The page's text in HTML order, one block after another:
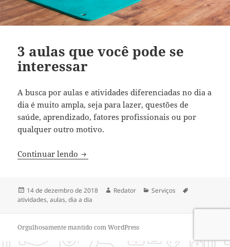
3 aulas que você pode se
interessar
A busca por aulas e atividades diferenciadas no dia a
dia é muito ampla, seja para lazer, questões de
saúde, aprendizado, fatores profissionais ou por
qualquer outro motivo.
Continuar lendo 3 aulas que você pode se interessar
Publicado
em
14 de dezembro de 2018 Autor
Redator Categorias
Serviços
atividades,aulas,dia a dia
Orgulhosamente mantido com WordPress